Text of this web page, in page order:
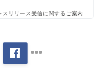
スリリース受信に関するご案内